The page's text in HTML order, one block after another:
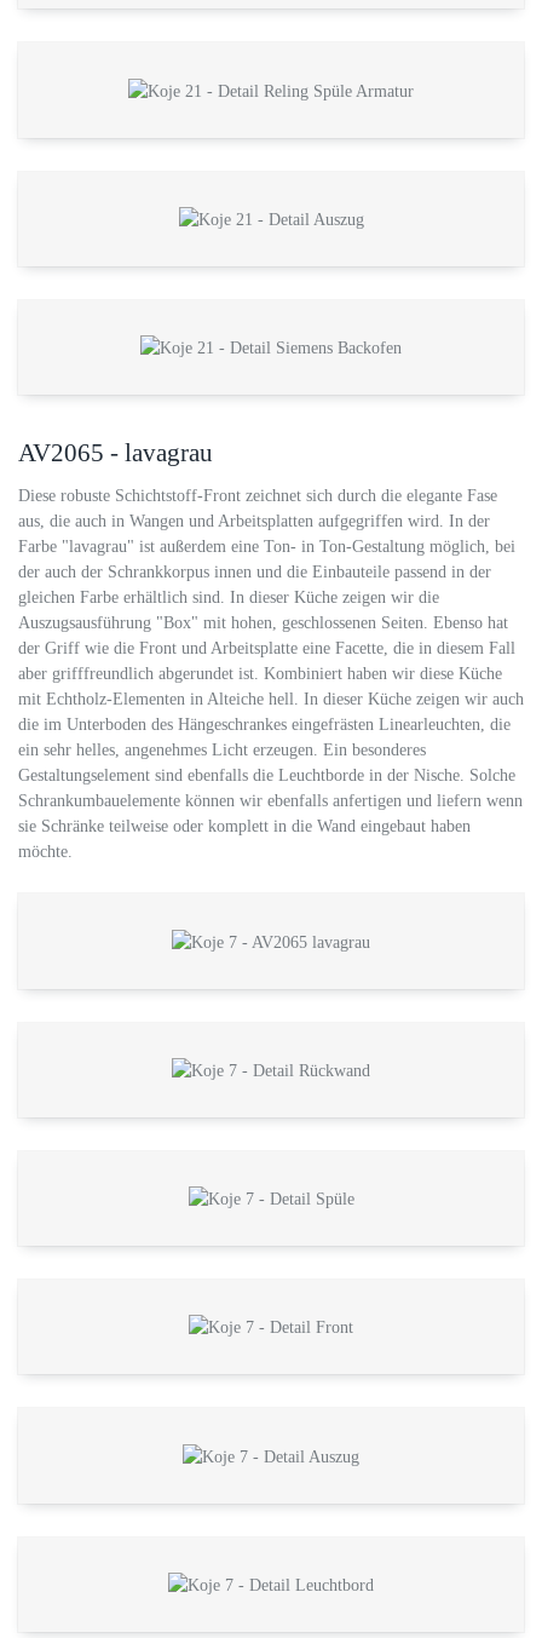
AV2065 - lavagrau
Diese robuste Schichtstoff-Front zeichnet sich durch die elegante Fase
aus, die auch in Wangen und Arbeitsplatten aufgegriffen wird. In der
Farbe "lavagrau" ist außerdem eine Ton- in Ton-Gestaltung möglich, bei
der auch der Schrankkorpus innen und die Einbauteile passend in der
gleichen Farbe erhältlich sind. In dieser Küche zeigen wir die
Auszugsausführung "Box" mit hohen, geschlossenen Seiten. Ebenso hat
der Griff wie die Front und Arbeitsplatte eine Facette, die in diesem Fall
aber grifffreundlich abgerundet ist. Kombiniert haben wir diese Küche
mit Echtholz-Elementen in Alteiche hell. In dieser Küche zeigen wir auch
die im Unterboden des Hängeschrankes eingefrästen Linearleuchten, die
ein sehr helles, angenehmes Licht erzeugen. Ein besonderes
Gestaltungselement sind ebenfalls die Leuchtborde in der Nische. Solche
Schrankumbauelemente können wir ebenfalls anfertigen und liefern wenn
sie Schränke teilweise oder komplett in die Wand eingebaut haben
möchte.